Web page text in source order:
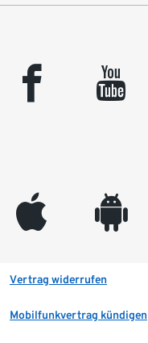
facebook youtube
appleinc android
Vertrag widerrufen
Mobilfunkvertrag kündigen